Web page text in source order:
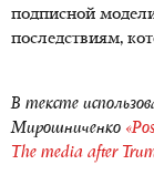
подписной
последствиям,
В тексте
Мирошниченко
The media after